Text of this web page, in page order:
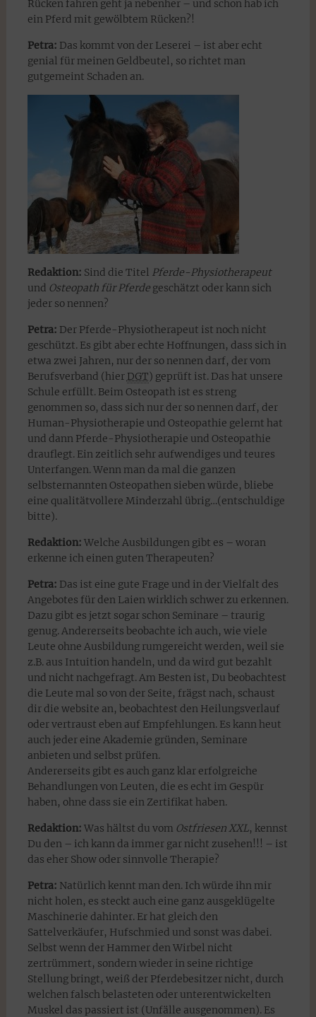
Rücken fahren geht ja nebenher – und schon hab ich
ein Pferd mit gewölbtem Rücken?!
Petra: Das kommt von der Leserei – ist aber echt
genial für meinen Geldbeutel, so richtet man
gutgemeint Schaden an.
Redaktion: Sind die Titel Pferde-Physiotherapeut
und Osteopath für Pferdegeschätzt oder kann sich
jeder so nennen?
Petra: Der Pferde-Physiotherapeut ist noch nicht
geschützt. Es gibt aber echte Hoffnungen, dass sich in
etwa zwei Jahren, nur der so nennen darf, der vom
Berufsverband (hier DGT) geprüft ist. Das hat unsere
Schule erfüllt. Beim Osteopath ist es streng
genommen so, dass sich nur der so nennen darf, der
Human-Physiotherapie und Osteopathie gelernt hat
und dann Pferde-Physiotherapie und Osteopathie
drauflegt. Ein zeitlich sehr aufwendiges und teures
Unterfangen. Wenn man da mal die ganzen
selbsternannten Osteopathen sieben würde, bliebe
eine qualitätvollere Minderzahl übrig…(entschuldige
bitte).
Redaktion: Welche Ausbildungen gibt es – woran
erkenne ich einen guten Therapeuten?
Petra: Das ist eine gute Frage und in der Vielfalt des
Angebotes für den Laien wirklich schwer zu erkennen.
Dazu gibt es jetzt sogar schon Seminare – traurig
genug. Andererseits beobachte ich auch, wie viele
Leute ohne Ausbildung rumgereicht werden, weil sie
z.B. aus Intuition handeln, und da wird gut bezahlt
und nicht nachgefragt. Am Besten ist, Du beobachtest
die Leute mal so von der Seite, frägst nach, schaust
dir die website an, beobachtest den Heilungsverlauf
oder vertraust eben auf Empfehlungen. Es kann heut
auch jeder eine Akademie gründen, Seminare
anbieten und selbst prüfen.
Andererseits gibt es auch ganz klar erfolgreiche
Behandlungen von Leuten, die es echt im Gespür
haben, ohne dass sie ein Zertifikat haben.
Redaktion: Was hältst du vom Ostfriesen XXL, kennst
Du den – ich kann da immer gar nicht zusehen!!! – ist
das eher Show oder sinnvolle Therapie?
Petra: Natürlich kennt man den. Ich würde ihn mir
nicht holen, es steckt auch eine ganz ausgeklügelte
Maschinerie dahinter. Er hat gleich den
Sattelverkäufer, Hufschmied und sonst was dabei.
Selbst wenn der Hammer den Wirbel nicht
zertrümmert, sondern wieder in seine richtige
Stellung bringt, weiß der Pferdebesitzer nicht, durch
welchen falsch belasteten oder unterentwickelten
Muskel das passiert ist (Unfälle ausgenommen). Es